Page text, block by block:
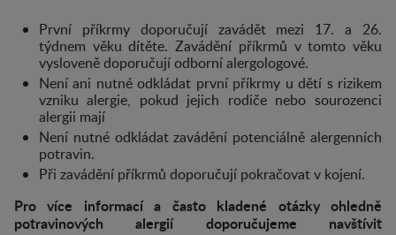
První příkrmy doporučují zavádět mezi 17. a 26.
týdnem věku dítěte. Zavádění příkrmů v tomto věku
vysloveně doporučují odborní alergologové.
Není ani nutné odkládat první příkrmy u dětí s rizikem
vzniku alergie, pokud jejich rodiče nebo sourozenci
alergii mají
Není nutné odkládat zavádění potenciálně alergenních
potravin.
Při zavádění příkrmů doporučují pokračovat v kojení.
Pro více informací a často kladené otázky ohledně
potravinových alergií doporučujeme navštívit